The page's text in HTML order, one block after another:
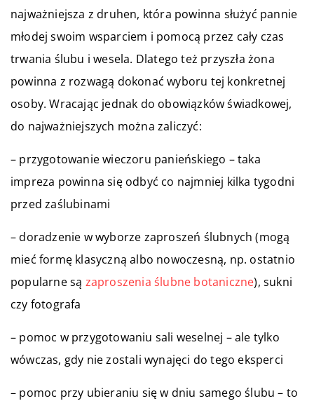
najważniejsza z druhen, która powinna służyć pannie
młodej swoim wsparciem i pomocą przez cały czas
trwania ślubu i wesela. Dlatego też przyszła żona
powinna z rozwagą dokonać wyboru tej konkretnej
osoby. Wracając jednak do obowiązków świadkowej,
do najważniejszych można zaliczyć:
– przygotowanie wieczoru panieńskiego – taka
impreza powinna się odbyć co najmniej kilka tygodni
przed zaślubinami
– doradzenie w wyborze zaproszeń ślubnych (mogą
mieć formę klasyczną albo nowoczesną, np. ostatnio
popularne są zaproszenia ślubne botaniczne), sukni
czy fotografa
– pomoc w przygotowaniu sali weselnej – ale tylko
wówczas, gdy nie zostali wynajęci do tego eksperci
– pomoc przy ubieraniu się w dniu samego ślubu – to